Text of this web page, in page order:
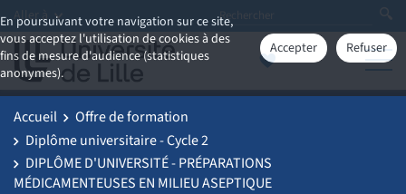
En poursuivant votre navigation sur ce site,
vous acceptez l'utilisation de cookies à des
fins de mesure d'audience (statistiques
anonymes).
Accepter Refuser
Aller à
Accueil
Offre de formation
Diplôme universitaire - Cycle 2
DIPLÔME D'UNIVERSITÉ - PRÉPARATIONS
MÉDICAMENTEUSES EN MILIEU ASEPTIQUE